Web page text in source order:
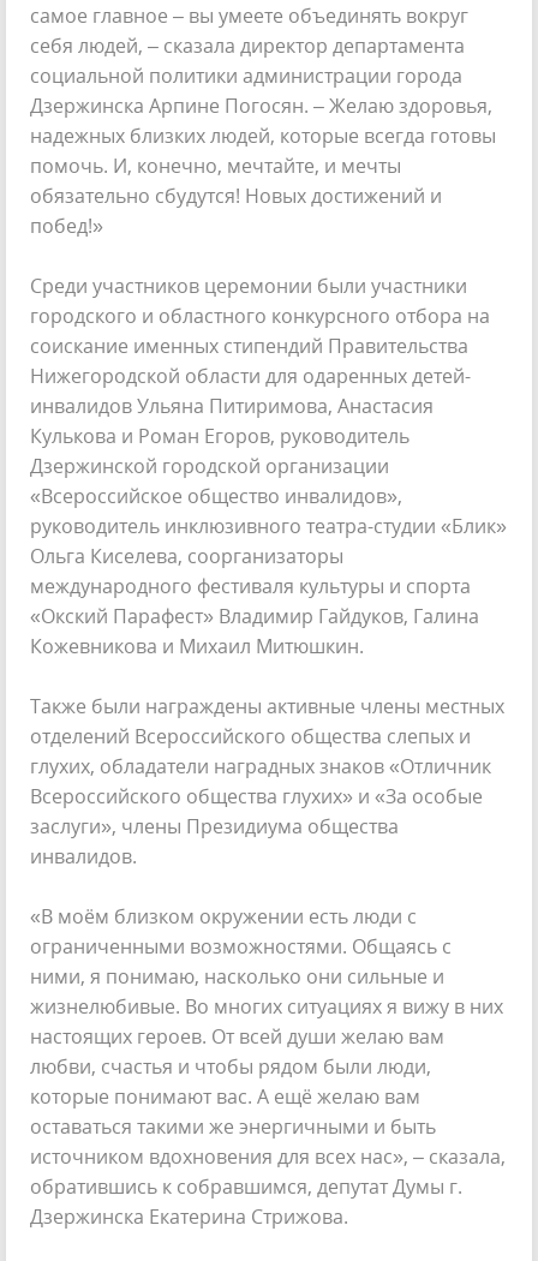
самое главное – вы умеете объединять вокруг
себя людей, – сказала директор департамента
социальной политики администрации города
Дзержинска Арпине Погосян. – Желаю здоровья,
надежных близких людей, которые всегда готовы
помочь. И, конечно, мечтайте, и мечты
обязательно сбудутся! Новых достижений и
побед!»
Среди участников церемонии были участники
городского и областного конкурсного отбора на
соискание именных стипендий Правительства
Нижегородской области для одаренных детей-
инвалидов Ульяна Питиримова, Анастасия
Кулькова и Роман Егоров, руководитель
Дзержинской городской организации
«Всероссийское общество инвалидов»,
руководитель инклюзивного театра-студии «Блик»
Ольга Киселева, соорганизаторы
международного фестиваля культуры и спорта
«Окский Парафест» Владимир Гайдуков, Галина
Кожевникова и Михаил Митюшкин.
Также были награждены активные члены местных
отделений Всероссийского общества слепых и
глухих, обладатели наградных знаков «Отличник
Всероссийского общества глухих» и «За особые
заслуги», члены Президиума общества
инвалидов.
«В моём близком окружении есть люди с
ограниченными возможностями. Общаясь с
ними, я понимаю, насколько они сильные и
жизнелюбивые. Во многих ситуациях я вижу в них
настоящих героев. От всей души желаю вам
любви, счастья и чтобы рядом были люди,
которые понимают вас. А ещё желаю вам
оставаться такими же энергичными и быть
источником вдохновения для всех нас», – сказала,
обратившись к собравшимся, депутат Думы г.
Дзержинска Екатерина Стрижова.